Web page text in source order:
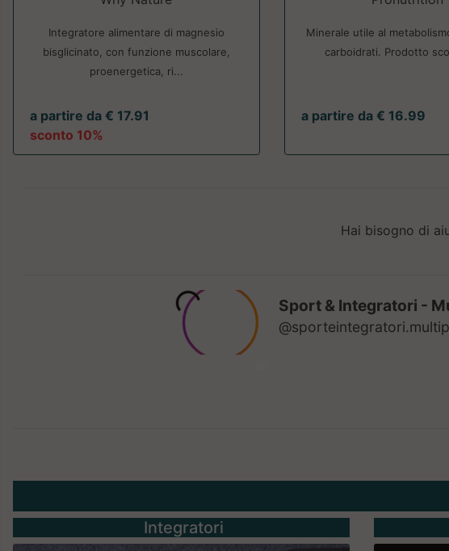
Integratore alimentare di magnesio
bisglicinato, con funzione muscolare,
proenergetica, ri...
a partire da € 17.91
sconto 10%
Minerale utile al
carboidrati. Prodotto
a partire da € 16.99
Hai bisogno di
Integratori